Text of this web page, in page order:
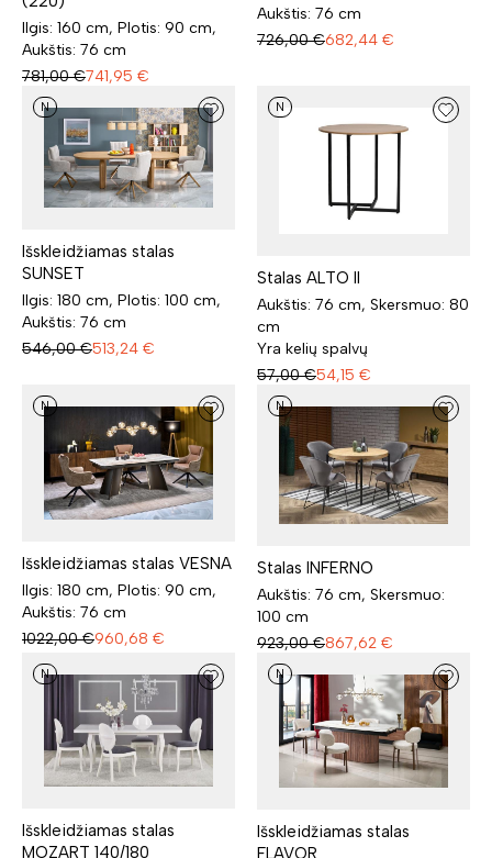
Ilgis: 160 cm, Plotis: 90 cm,
Aukštis: 76 cm
781,00 €741,95 €
Aukštis: 76 cm
726,00 €682,44 €
N
Išskleidžiamas stalas
SUNSET
Ilgis: 180 cm, Plotis: 100 cm,
Aukštis: 76 cm
546,00 €513,24 €
N
Stalas ALTO II
Aukštis: 76 cm, Skersmuo: 80
cm
Yra kelių spalvų
57,00 €54,15 €
N
Išskleidžiamas stalas VESNA
Ilgis: 180 cm, Plotis: 90 cm,
Aukštis: 76 cm
1022,00 €960,68 €
N
Stalas INFERNO
Aukštis: 76 cm, Skersmuo:
100 cm
923,00 €867,62 €
N
Išskleidžiamas stalas
MOZART 140/180
N
Išskleidžiamas stalas
FLAVOR